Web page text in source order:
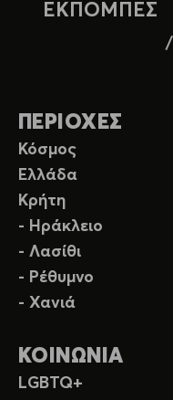
ΕΚΠΟΜΠΕΣ
ΠΕΡΙΟΧΕΣ
Κόσμος
Ελλάδα
Κρήτη
- Ηράκλειο
- Λασίθι
- Ρέθυμνο
- Χανιά
ΚΟΙΝΩΝΙΑ
LGBTQ+